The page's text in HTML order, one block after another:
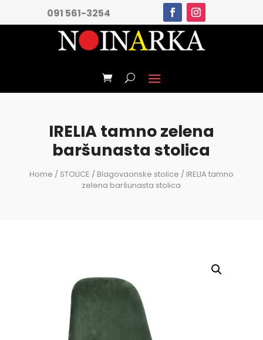
091 561-3254
IRELIA tamno zelena
baršunasta stolica
Home / STOLICE / Blagovaonske stolice / IRELIA tamno
zelena baršunasta stolica